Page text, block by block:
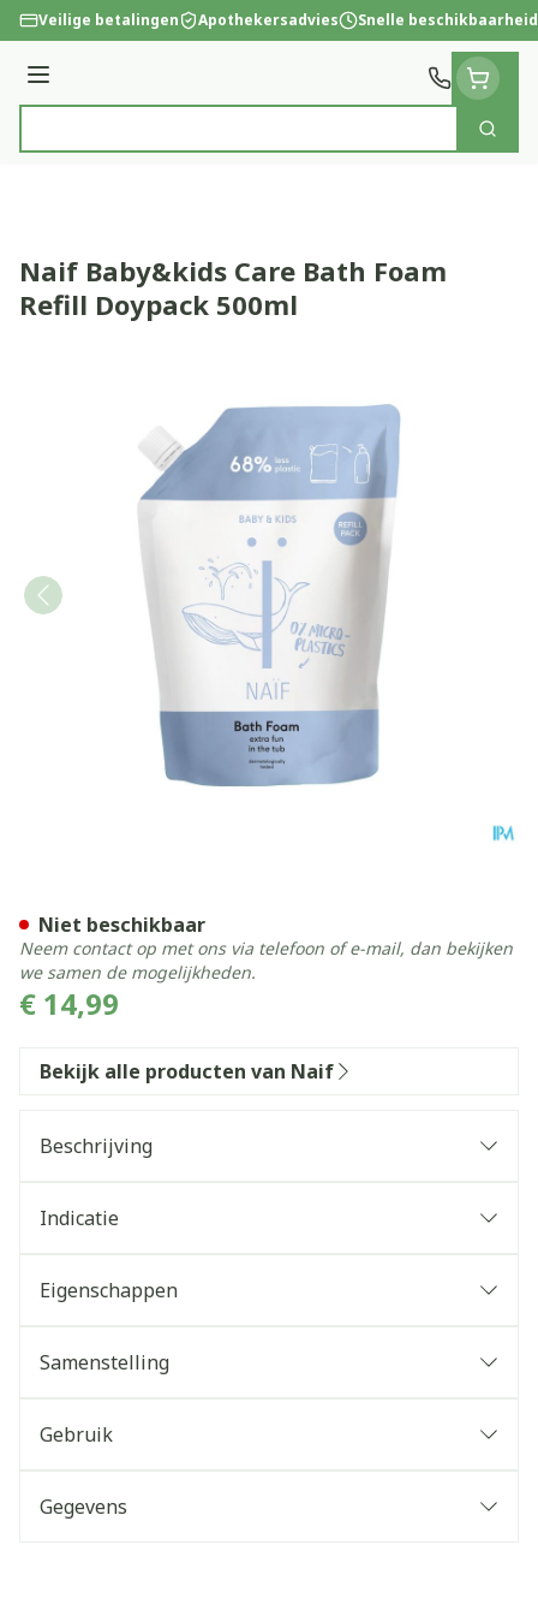
Ga naar de inhoud
Veilige betalingen Apothekersadvies Snelle beschikbaarheid
Menu
Zoek
Naif Baby&kids Care Bath Foam
Refill Doypack 500ml
€ 14,99
Niet beschikbaar
Neem contact op met ons via telefoon of e-mail, dan bekijken
we samen de mogelijkheden.
Bekijk alle producten van Naif
Beschrijving
Indicatie
Eigenschappen
Samenstelling
Gebruik
Gegevens